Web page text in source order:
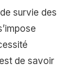
survie des
de savoir